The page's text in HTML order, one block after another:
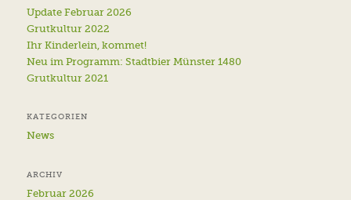
Update Februar 2026
Grutkultur 2022
Ihr Kinderlein, kommet!
Neu im Programm: Stadtbier Münster 1480
Grutkultur 2021
KATEGORIEN
News
ARCHIV
Februar 2026